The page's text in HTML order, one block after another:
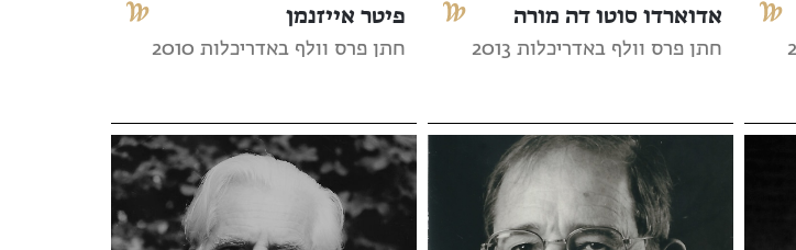
אדוארדו סוטו דה מורה
חתן פרס וולף באדריכלות 2013
פיטר אייזנמן
חתן פרס וולף באדריכלות 2010